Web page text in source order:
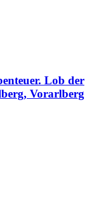
Lob der
Vorarlberg